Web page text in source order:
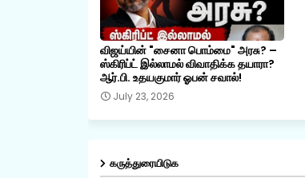
விஜய்யின் "சைனா பொம்மை" அரசு? –
ஸ்கிரிப்ட் இல்லாமல் விவாதிக்க தயாரா?
ஆர்.பி. உதயகுமார் ஓபன் சவால்!
July 23, 2026
கருத்துரையிடுக